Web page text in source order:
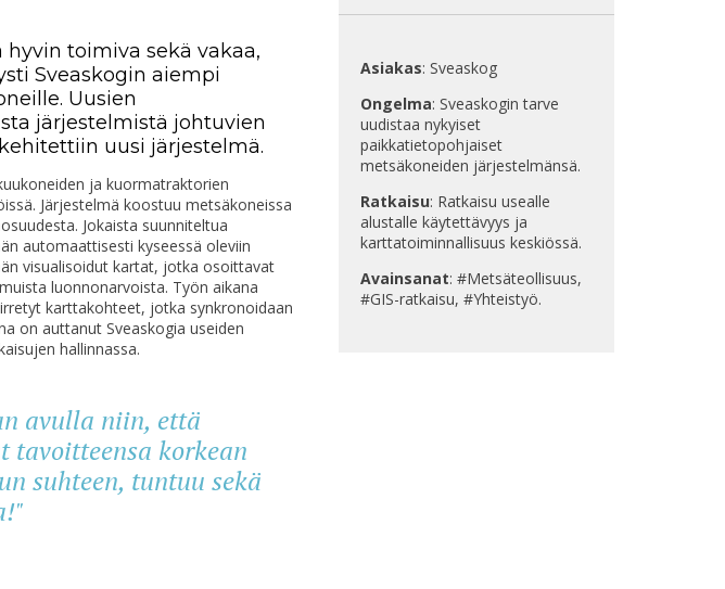
hyvin toimiva sekä vakaa,
Sveaskogin aiempi
Uusien
järjestelmistä johtuvien
kehitettiin uusi järjestelmä.
ja kuormatraktorien
Järjestelmä koostuu metsäkoneissa
uudesta. Jokaista suunniteltua
n automaattisesti kyseessä oleviin
visualisoidut kartat, jotka osoittavat
luonnonarvoista. Työn aikana
karttakohteet, jotka synkronoidaan
on auttanut Sveaskogia useiden
jen hallinnassa.
avulla niin, että
tavoitteensa korkean
suhteen, tuntuu sekä
Asiakas: Sveaskog
Ongelma: Sveaskogin tarve
uudistaa nykyiset
paikkatietopohjaiset
metsäkoneiden järjestelmänsä.
Ratkaisu: Ratkaisu usealle
alustalle käytettävyys ja
karttatoiminnallisuus keskiössä.
Avainsanat: #Metsäteollisuus,
#GIS-ratkaisu, #Yhteistyö.